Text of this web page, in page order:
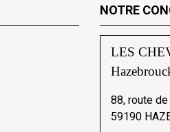
NOTRE
LES
88, route
59190